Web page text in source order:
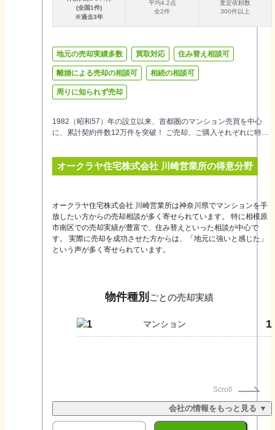
(全国1件)
※過去3年
平均4.2点
全2件
査定依頼数
300件以上
地元の売却実績多数 買取対応 住み替え相談可
離婚による売却の相談可 相続の相談可
周りに知られず売却
1982（昭和57）年の設立以来、首都圏のマンション売買を中心
に、累計契約件数12万件を突破！ ご売却、ご購入それぞれに特化
社取引データより） 選べる4つの売却方法（仲介、直接買取、買取
保証制度、リースバック買取）や多彩な売却サポートサービス
オークラヤ住宅株式会社 川崎営業所の得意分野
オークラヤ住宅株式会社 川崎営業所は神奈川県でマンションを手
放したい方からの売却相談が多く寄せられています。 特に相模原
市南区での売却実績が豊富で、住み替えといった相談が中心で
す。 実際に売却を成功させた方からは、「地元に強いと感じた」
という声が多く寄せられています。
物件種別 ごとの売却実績
1 マンション 1
Scroll
会社の情報をもっと見る ▼